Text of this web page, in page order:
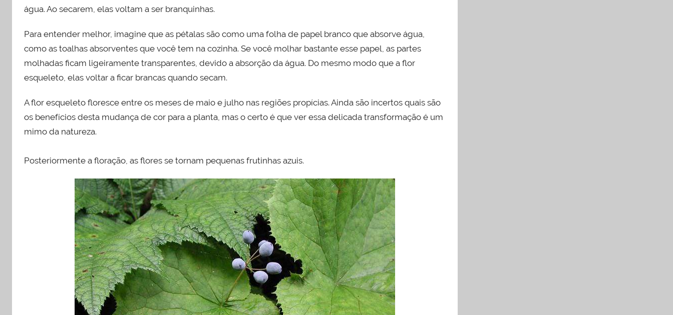
água. Ao secarem, elas voltam a ser branquinhas.
Para entender melhor, imagine que as pétalas são como uma folha de papel branco que absorve água,
como as toalhas absorventes que você tem na cozinha. Se você molhar bastante esse papel, as partes
molhadas ficam ligeiramente transparentes, devido a absorção da água. Do mesmo modo que a flor
esqueleto, elas voltar a ficar brancas quando secam.
A flor esqueleto floresce entre os meses de maio e julho nas regiões propícias. Ainda são incertos quais são
os benefícios desta mudança de cor para a planta, mas o certo é que ver essa delicada transformação é um
mimo da natureza.
Posteriormente a floração, as flores se tornam pequenas frutinhas azuis.